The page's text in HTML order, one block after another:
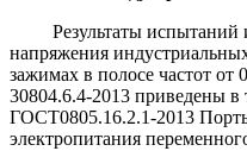
Результаты испытаний
напряжения
зажимах в полосе частот
30804.6.4-2013 приведены
ГОСТ0805.16.2.1-2013
электропитания